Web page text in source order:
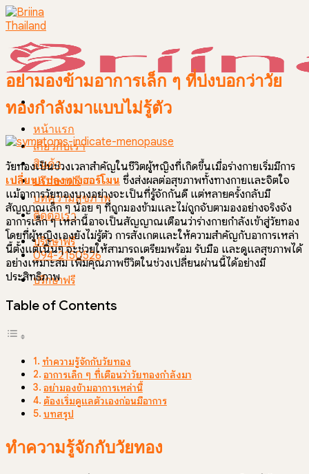
Skip
to
content
หน้าแรก
เกี่ยวกับเรา
สินค้า
ปรึกษาฟรี
บทความสุขภาพ
ติดต่อเรา
ปรึกษาฟรี
094-2150526
ปรึกษาฟรี
อย่ามองข้ามอาการเล็ก ๆ ที่บ่งบอกว่าวัย
ทองกำลังมาแบบไม่รู้ตัว
วัยทองเป็นช่วงเวลาสำคัญในชีวิตผู้หญิงที่เกิดขึ้นเมื่อร่างกายเริ่มมีการ
เปลี่ยนแปลงทางฮอร์โมน ซึ่งส่งผลต่อสุขภาพทั้งทางกายและจิตใจ
แม้อาการวัยทองบางอย่างจะเป็นที่รู้จักกันดี แต่หลายครั้งกลับมี
สัญญาณเล็ก ๆ น้อย ๆ ที่ถูกมองข้ามและไม่ถูกจับตามองอย่างจริงจัง
อาการเล็ก ๆ เหล่านี้อาจเป็นสัญญาณเตือนว่าร่างกายกำลังเข้าสู่วัยทอง
โดยที่ผู้หญิงเองยังไม่รู้ตัว การสังเกตและให้ความสำคัญกับอาการเหล่า
นี้ตั้งแต่เนิ่นๆ จะช่วยให้สามารถเตรียมพร้อม รับมือ และดูแลสุขภาพได้
อย่างเหมาะสม เพิ่มคุณภาพชีวิตในช่วงเปลี่ยนผ่านนี้ได้อย่างมี
ประสิทธิภาพ
Table of Contents
ทำความรู้จักกับวัยทอง
อาการเล็ก ๆ ที่เตือนว่าวัยทองกำลังมา
อย่ามองข้ามอาการเหล่านี้
ต้องเริ่มดูแลตัวเองก่อนมีอาการ
บทสรุป
ทำความรู้จักกับวัยทอง